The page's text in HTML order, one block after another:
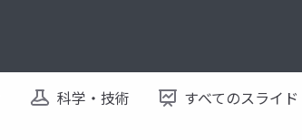
科学・技術 すべてのスライド